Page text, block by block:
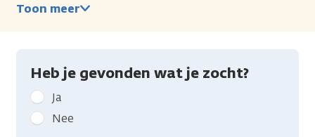
Toon meer
Heb je gevonden wat je zocht?
Geef
kanker.nl
feedback:
Ja
Nee